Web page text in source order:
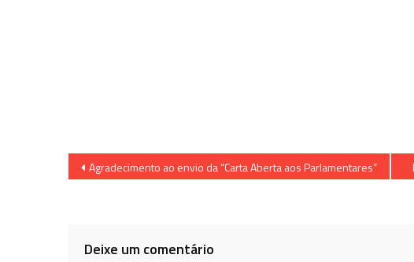
Navegação
Agradecimento ao envio da “Carta Aberta aos Parlamentares”
Deixe um comentário